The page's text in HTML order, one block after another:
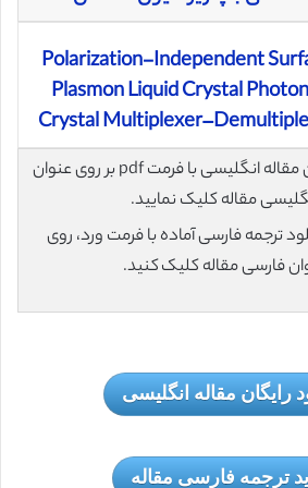
Polarization-Independent
Plasmon Liquid Crystal
Crystal
برای دانلود رایگان مقاله انگلیسی با فرمت pdf بر روی عنوان
مقاله کلیک نمایید.
ترجمه فارسی آماده با فرمت ورد، روی
فارسی مقاله کلیک کنید.
رایگان مقاله انگلیسی
ترجمه فارسی مقاله